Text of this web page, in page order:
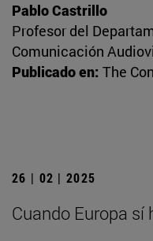
Pablo Castrillo
Profesor del
Comunicación
Publicado en: The
26 | 02 | 2025
Cuando Europa sí